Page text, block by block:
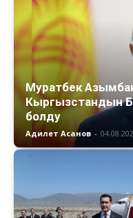
Муратбек
Кыргызстандын
болду
Адилет Асанов -